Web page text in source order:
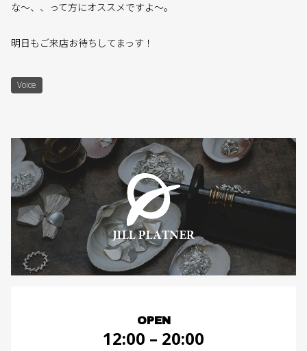
な〜、、って方にオススメですよ〜。
明日もご来店お待ちしてまっす！
Voice
OPEN
12:00 – 20:00